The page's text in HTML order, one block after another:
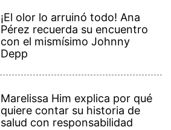
¡El olor lo arruinó todo! Ana
Pérez recuerda su encuentro
con el mismísimo Johnny
Depp
Marelissa Him explica por qué
quiere contar su historia de
salud con responsabilidad